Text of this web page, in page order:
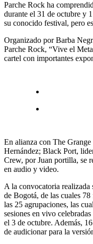
Parche Rock ha
durante el 31 de octubre y
su conocido festival, pero
Organizado por Barba
Parche Rock, “Vive el
cartel con importantes
En alianza con The
Hernández; Black Port,
Crew, por Juan portilla, se
en audio y video.
A la convocatoria realizada
de Bogotá, de las cuales
las 25 agrupaciones, las
sesiones en vivo
el 3 de octubre. Además,
de audicionar para la